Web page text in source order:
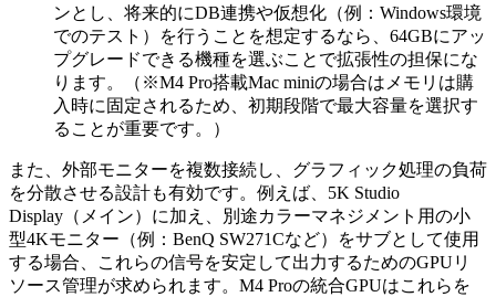
ンとし、将来的にDB連携や仮想化（例：Windows環境
でのテスト）を行うことを想定するなら、64GBにアッ
プグレードできる機種を選ぶことで拡張性の担保にな
ります。（※M4 Pro搭載Mac miniの場合はメモリは購
入時に固定されるため、初期段階で最大容量を選択す
ることが重要です。）
また、外部モニターを複数接続し、グラフィック処理の負荷
を分散させる設計も有効です。例えば、5K Studio
Display（メイン）に加え、別途カラーマネジメント用の小
型4Kモニター（例：BenQ SW271Cなど）をサブとして使用
する場合、これらの信号を安定して出力するためのGPUリ
ソース管理が求められます。M4 Proの統合GPUはこれらを